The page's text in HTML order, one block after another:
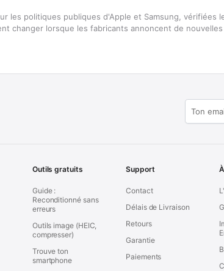
les politiques publiques d'Apple et Samsung, vérifiées
changer lorsque les fabricants annoncent de
Outils gratuits
Guide :
Reconditionné sans
erreurs
Outils image (HEIC,
compresser)
Trouve ton
smartphone
Support
Contact
Délais de Livraison
Retours
Garantie
Paiements